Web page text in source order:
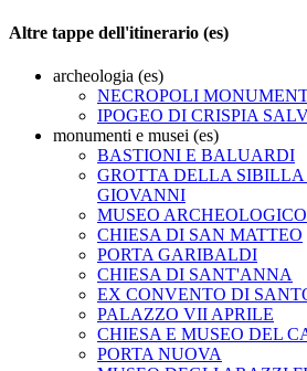
Altre tappe dell'itinerario (es)
archeologia (es)
NECROPOLI
IPOGEO DI CRISPIA
monumenti e musei (es)
BASTIONI E BALUARDI
GROTTA DELLA SIBILLA
GIOVANNI
MUSEO
CHIESA DI SAN MATTEO
PORTA GARIBALDI
CHIESA DI SANT'ANNA
EX CONVENTO DI
PALAZZO VII APRILE
CHIESA E MUSEO DEL
PORTA NUOVA